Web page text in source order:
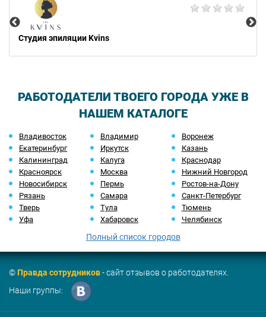
Студия эпиляции Kvins
РАБОТОДАТЕЛИ ТВОЕГО ГОРОДА УЖЕ В
НАШЕМ КАТАЛОГЕ
Владивосток Владимир
Воронеж
Екатеринбург
Иркутск
Казань
Калининград
Калуга
Краснодар
Красноярск
Москва
Нижний Новгород
Новосибирск
Пермь
Ростов-на-Дону
Рязань
Самара
Санкт-Петербург
Тверь
Тула
Тюмень
Уфа
Хабаровск Челябинск
Полный список городов
©Правда сотрудников- сайт отзывов о работодателях.
Наши группы: